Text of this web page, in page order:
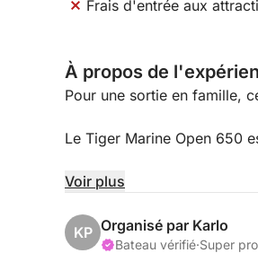
Frais d'entrée aux
À propos de
Pour une sortie en famille,
Le Tiger Marine Open 650
Il offre un espace
Sans pont soleil
Voir plus
KP Organisé par Karlo
Bateau vérifié·Super